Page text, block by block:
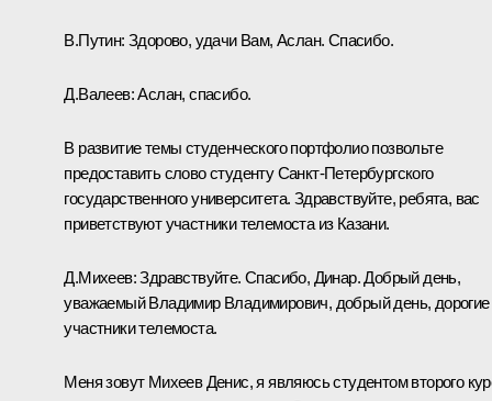
В.Путин: Здорово, удачи Вам, Аслан. Спасибо.
Д.Валеев:Аслан, спасибо.
В развитие темы студенческого портфолио позвольте
предоставить слово студенту Санкт-Петербургского
государственного университета. Здравствуйте, ребята, вас
приветствуют участники телемоста из Казани.
Д.Михеев:Здравствуйте. Спасибо, Динар. Добрый день,
уважаемый Владимир Владимирович, добрый день, дорогие
участники телемоста.
Меня зовут Михеев Денис, я являюсь студентом второго